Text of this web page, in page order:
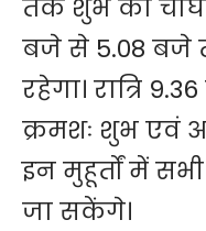
तक शुभ का
बजे से 5.08 बजे
रहेगा। रात्रि
क्रमशः शुभ एवं
इन मुहूर्तों में
जा सकेंगे।